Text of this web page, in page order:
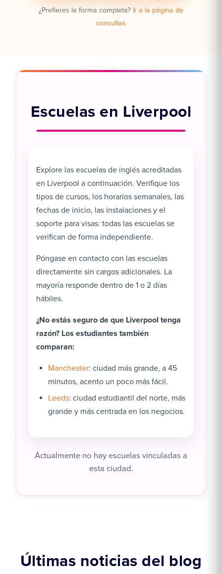
¿Prefieres la forma completa? Ir a la página de
consultas
Escuelas en Liverpool
Explore las escuelas de inglés acreditadas
en Liverpool a continuación. Verifique los
tipos de cursos, los horarios semanales, las
fechas de inicio, las instalaciones y el
soporte para visas: todas las escuelas se
verifican de forma independiente.
Póngase en contacto con las escuelas
directamente sin cargos adicionales. La
mayoría responde dentro de 1 o 2 días
hábiles.
¿No estás seguro de que Liverpool tenga
razón? Los estudiantes también
comparan:
Manchester: ciudad más grande, a 45
minutos, acento un poco más fácil.
Leeds: ciudad estudiantil del norte, más
grande y más centrada en los negocios.
Actualmente no hay escuelas vinculadas a
esta ciudad.
Últimas noticias del blog